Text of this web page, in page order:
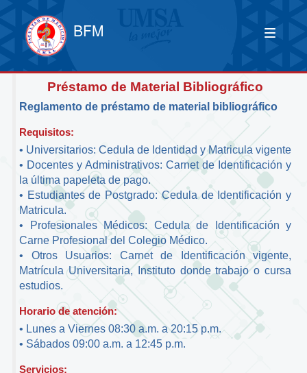
BFM
Préstamo de Material Bibliográfico
Reglamento de préstamo de material bibliográfico
Requisitos:
• Universitarios: Cedula de Identidad y Matricula vigente
• Docentes y Administrativos: Carnet de Identificación y
la última papeleta de pago.
• Estudiantes de Postgrado: Cedula de Identificación y
Matricula.
• Profesionales Médicos: Cedula de Identificación y
Carne Profesional del Colegio Médico.
• Otros Usuarios: Carnet de Identificación vigente,
Matrícula Universitaria, Instituto donde trabajo o cursa
estudios.
Horario de atención:
• Lunes a Viernes 08:30 a.m. a 20:15 p.m.
• Sábados 09:00 a.m. a 12:45 p.m.
Servicios: